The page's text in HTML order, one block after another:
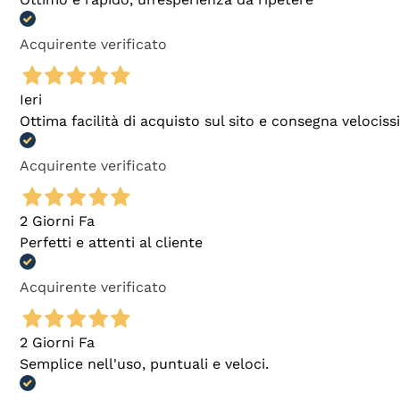
Acquirente verificato
Ieri
Ottima facilità di acquisto sul sito e consegna
Acquirente verificato
2 Giorni Fa
Perfetti e attenti al cliente
Acquirente verificato
2 Giorni Fa
Semplice nell'uso, puntuali e veloci.